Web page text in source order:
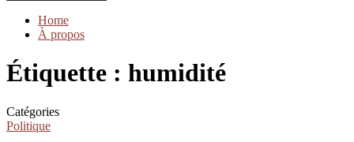
Home
À propos
Étiquette : humidité
Catégories
Politique